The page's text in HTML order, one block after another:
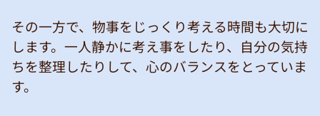
その一方で、物事をじっくり考える時間も大切に
します。一人静かに考え事をしたり、自分の気持
ちを整理したりして、心のバランスをとっていま
す。